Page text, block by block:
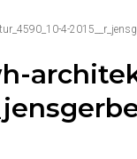
4-